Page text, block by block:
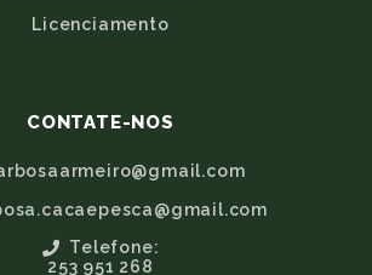
Licenciamento
CONTATE-NOS
Telefone:
253 951 268